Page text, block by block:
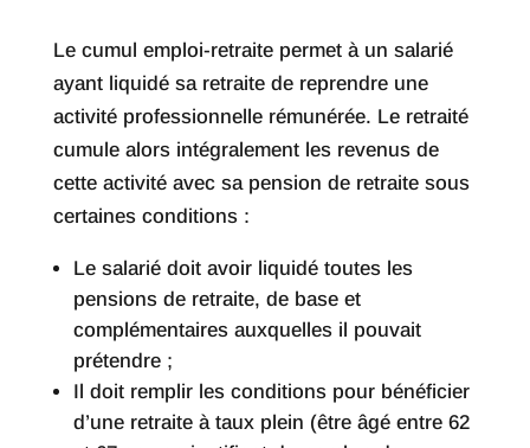
Le cumul emploi-retraite permet à un salarié
ayant liquidé sa retraite de reprendre une
activité professionnelle rémunérée. Le retraité
cumule alors intégralement les revenus de
cette activité avec sa pension de retraite sous
certaines conditions :
Le salarié doit avoir liquidé toutes les
pensions de retraite, de base et
complémentaires auxquelles il pouvait
prétendre ;
Il doit remplir les conditions pour bénéficier
d’une retraite à taux plein (être âgé entre 62